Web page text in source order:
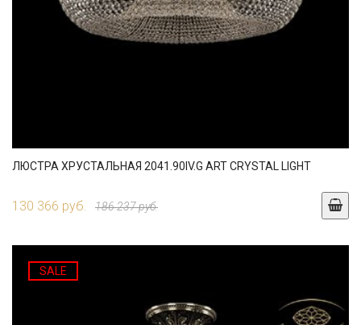
ЛЮСТРА ХРУСТАЛЬНАЯ 2041.90IV.G ART CRYSTAL LIGHT
130 366 руб. 186 237 руб.
SALE